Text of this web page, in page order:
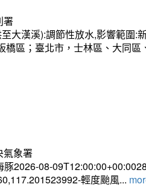
署
大漢溪):調節性放水,影響範圍
橋區；臺北市，士林區、大同
氣象署
2026-08-
輕度颱風...